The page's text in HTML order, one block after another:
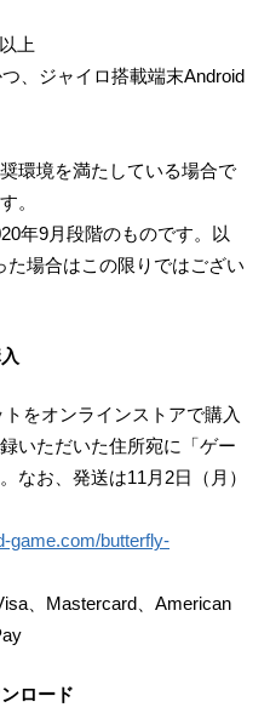
上
、ジャイロ搭載端末Android
環境を満たしている場合で
。
年9月段階のものです。以
場合はこの限りではござい
をオンラインストアで購入
いただいた住所宛に「ゲー
なお、発送は11月2日（月）
game.com/butterfly-
、Mastercard、American
ロード